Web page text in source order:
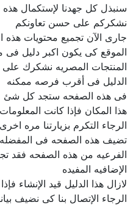
سنبذل كل جهدنا لإستكمال
نشكركم على حسن تعاونكم
جارى الآن تجميع محتويات هذه
الموقع كى يكون اكبر دليل فى
المنتجات المصريه نشكرك على
الدليل فى أقرب فرصه ممكنه
فى هذه الصفحه ستجد كل شئ عن
هذا المكان فإذا كانت
الرجاء التكرم بزيارتنا مره
تضيف هذه الصفحه فى المفضله
الفرعيه من هذه الصفحه فقد تجد
الإضافيه المفيده
لازال هذا الدليل قيد الإنشاء
الرجاء الإتصال بنا كى نضيف